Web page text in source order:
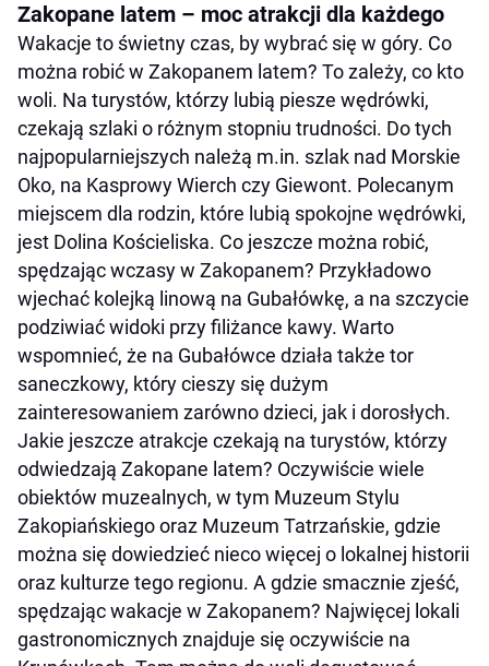
Zakopane latem – moc atrakcji dla każdego
Wakacje to świetny czas, by wybrać się w góry. Co
można robić w Zakopanem latem? To zależy, co kto
woli. Na turystów, którzy lubią piesze wędrówki,
czekają szlaki o różnym stopniu trudności. Do tych
najpopularniejszych należą m.in. szlak nad Morskie
Oko, na Kasprowy Wierch czy Giewont. Polecanym
miejscem dla rodzin, które lubią spokojne wędrówki,
jest Dolina Kościeliska. Co jeszcze można robić,
spędzając wczasy w Zakopanem? Przykładowo
wjechać kolejką linową na Gubałówkę, a na szczycie
podziwiać widoki przy filiżance kawy. Warto
wspomnieć, że na Gubałówce działa także tor
saneczkowy, który cieszy się dużym
zainteresowaniem zarówno dzieci, jak i dorosłych.
Jakie jeszcze atrakcje czekają na turystów, którzy
odwiedzają Zakopane latem? Oczywiście wiele
obiektów muzealnych, w tym Muzeum Stylu
Zakopiańskiego oraz Muzeum Tatrzańskie, gdzie
można się dowiedzieć nieco więcej o lokalnej historii
oraz kulturze tego regionu. A gdzie smacznie zjeść,
spędzając wakacje w Zakopanem? Najwięcej lokali
gastronomicznych znajduje się oczywiście na